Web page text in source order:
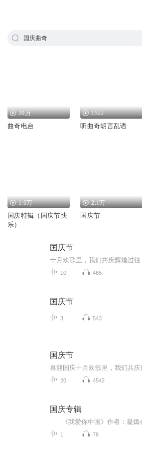
国庆曲奇
20万
曲奇电台
1522
听曲奇胡言乱语
1.6万
国庆特辑（国庆节快
乐）
2.1万
国庆节
国庆节
10 465
国庆节
3 543
国庆节
20 4542
国庆专辑
1 78